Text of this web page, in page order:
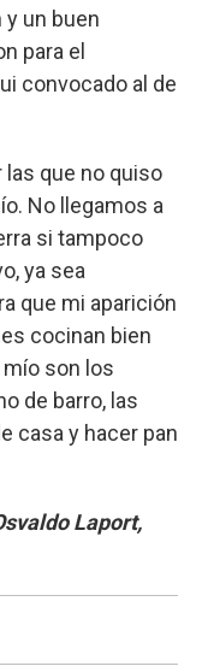
y un buen
para el
convocado al de
las que no quiso
No llegamos a
si tampoco
ya sea
que mi aparición
cocinan bien
mío son los
de barro, las
casa y hacer pan
Laport,